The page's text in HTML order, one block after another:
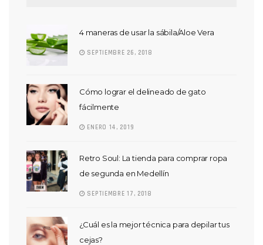
4 maneras de usar la sábila/Aloe Vera
SEPTIEMBRE 26, 2018
Cómo lograr el delineado de gato
fácilmente
ENERO 14, 2019
Retro Soul: La tienda para comprar ropa
de segunda en Medellín
SEPTIEMBRE 17, 2018
¿Cuál es la mejor técnica para depilar tus
cejas?